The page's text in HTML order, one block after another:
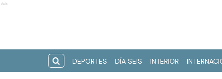
Ads
DEPORTES DÍA SEIS INTERIOR